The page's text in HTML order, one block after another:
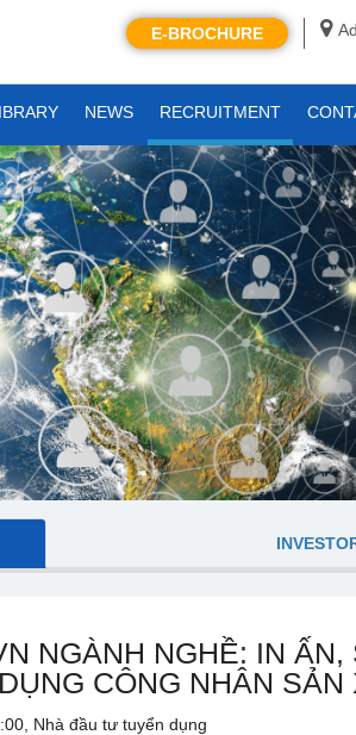
E-BROCHURE
NEWS RECRUITMENT
NGÀNH NGHỀ: IN
CÔNG NHÂN SẢN
Nhà đầu tư tuyển dụng